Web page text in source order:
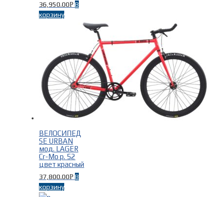
36,950.00Р В
корзину
ВЕЛОСИПЕД
SE URBAN
мод. LAGER
Cr-Mo р. 52
цвет красный
37,800.00Р В
корзину